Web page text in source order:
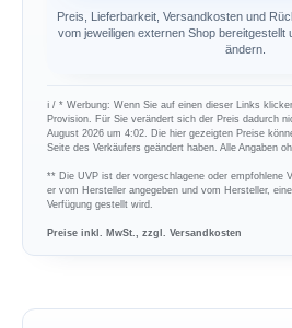
Preis, Lieferbarkeit, Versandkosten und
vom jeweiligen externen Shop
ändern.
ℹ︎ / * Werbung: Wenn Sie auf einen dieser Links
Provision. Für Sie verändert sich der Preis dadurch
August 2026 um 4:02. Die hier gezeigten Preise
Seite des Verkäufers geändert haben. Alle Angaben
** Die UVP ist der vorgeschlagene oder empfohlene
er vom Hersteller angegeben und vom Hersteller,
Verfügung gestellt wird.
Preise inkl. MwSt., zzgl. Versandkosten